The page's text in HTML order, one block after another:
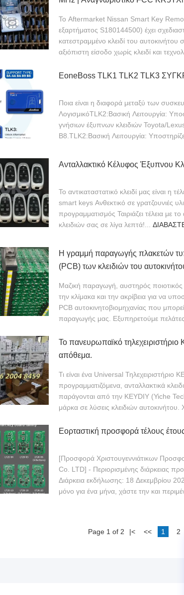
Το Aftermarket Nissan Smart Key
εξαρτήματος S180144500) έχει
κατεστραμμένο κλειδί του
αξιόπιστη είσοδο χωρίς κλειδί και
EoneBoss TLK1 TLK2 TLK3
Ποια είναι η διαφορά μεταξύ των
ΛογισμικόTLK2:Βασική Λειτουργία:
γνήσιων έξυπνων κλειδιών Toyota/
B8.TLK2:Βασική Λειτουργία:
Ανταλλακτικό Κέλυφος Έξυπνου
Το αντικαταστατικό κλειδί μας είναι η
smart keys Ανθεκτικό σε γρατζουνιές
προγραμματισμός Ταιριάζει τέλεια με
κλειδιών σας σε λίγα λεπτά!...
Η γραμμή παραγωγής πλακετών
(PCB) των κλειδιών του
Μαζική παραγωγή, αυστηρός
την κλίμακα και την ακρίβεια για να
PCB αυτοκινητοβιομηχανίας που
παραγωγής μας. Εξυπηρετούμε
Το πανευρωπαϊκό τηλεχειριστήριο
απόθεμα.
Τι είναι ένα Universal Τηλεχειριστήριο
προγραμματιζόμενα, ανταλλακτικά
παράγονται από την KEYDIY (Yiche
μάρκα σε λύσεις κλειδιών αυτοκινήτου.
Εορταστική προσφορά τέλους
[Προσφορά Χριστουγεννιάτικων
Co. LTD] - Περιορισμένης διάρκειας
Διάρκεια εκδήλωσης: 18 Δεκεμβρίου
μόνο για ένα μήνα, χάστε την και
Page 1 of 2 |< << 1 2